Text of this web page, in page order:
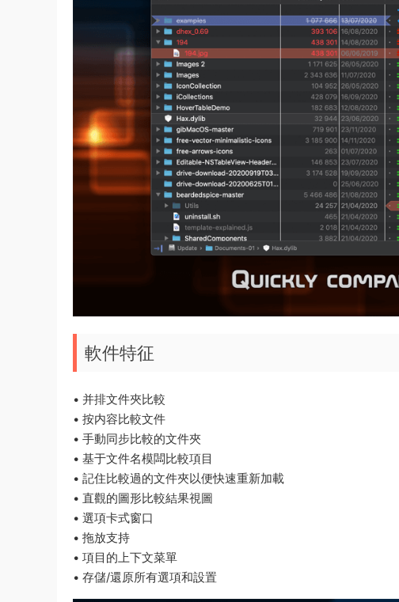
軟件特征
• 并排文件夾比較
• 按内容比較文件
• 手動同步比較的文件夾
• 基于文件名模闆比較項目
• 記住比較過的文件夾以便快速重新加載
• 直觀的圖形比較結果視圖
• 選項卡式窗口
• 拖放支持
• 項目的上下文菜單
• 存儲/還原所有選項和設置